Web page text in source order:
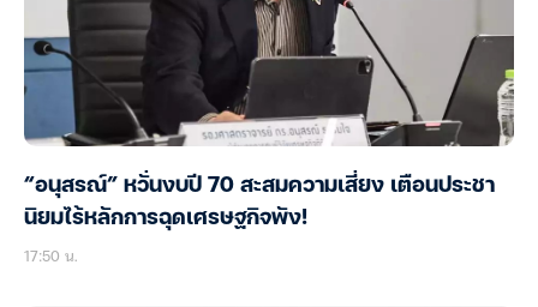
“อนุสรณ์” หวั่นงบปี 70 สะสมความเสี่ยง เตือนประชา
นิยมไร้หลักการฉุดเศรษฐกิจพัง!
17:50 น.